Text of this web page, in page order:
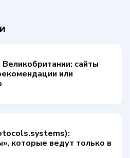
сайты
или
которые ведут только в